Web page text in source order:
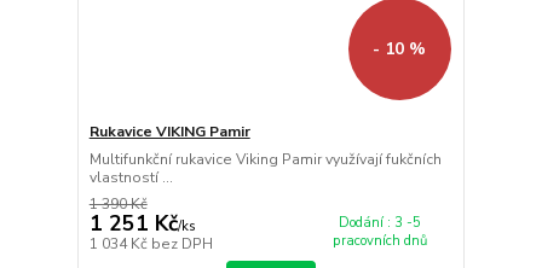
- 10 %
Rukavice VIKING Pamir
Multifunkční rukavice Viking Pamir využívají fukčních
vlastností ...
1 390 Kč
1 251 Kč/ks
1 034 Kč bez DPH
Dodání : 3 -5
pracovních dnů